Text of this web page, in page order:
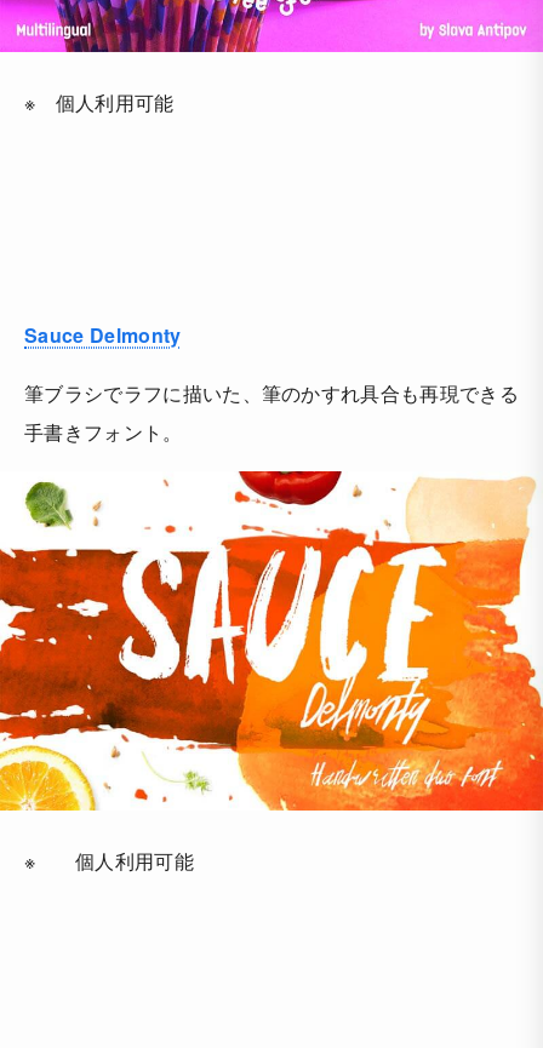
※ 個人利用可能
Sauce Delmonty
筆ブラシでラフに描いた、筆のかすれ具合も再現できる
手書きフォント。
※ 個人利用可能